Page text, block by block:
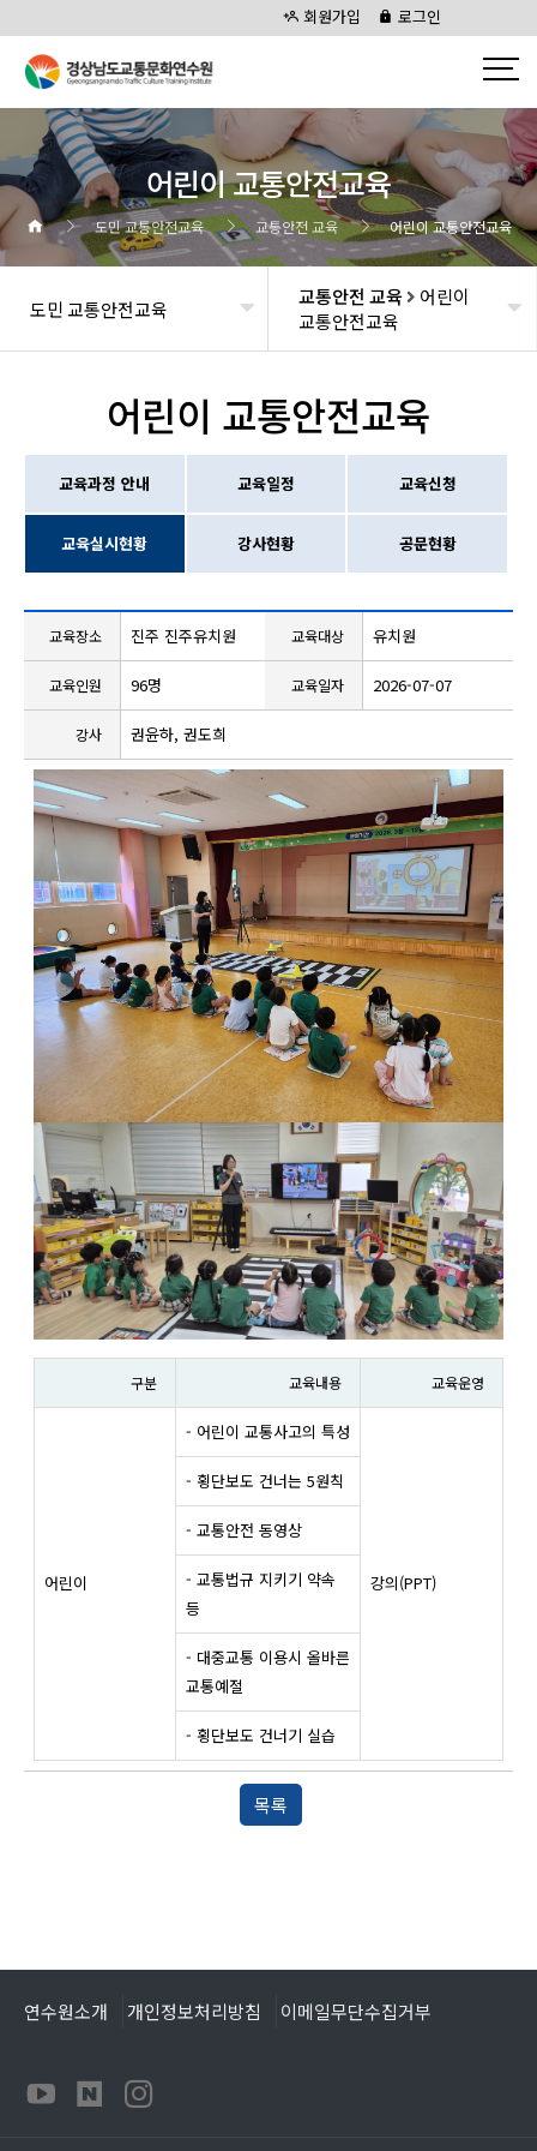
회원가입 로그인
어린이 교통안전교육
도민 교통안전교육 교통안전 교육 어린이 교통안전교육
도민 교통안전교육 교통안전 교육
어린이
교통안전교육
어린이 교통안전교육
교육과정 안내 교육일정 교육신청
교육실시현황 강사현황 공문현황
교육장소 진주 진주유치원 교육대상 유치원
교육인원 96명 교육일자 2026-07-07
강사 권윤하, 권도희
구분 교육내용 교육운영
어린이
- 어린이 교통사고의 특성
강의(PPT)
- 횡단보도 건너는 5원칙
- 교통안전 동영상
- 교통법규 지키기 약속
등
- 대중교통 이용시 올바른
교통예절
- 횡단보도 건너기 실습
목록
연수원소개 개인정보처리방침 이메일무단수집거부